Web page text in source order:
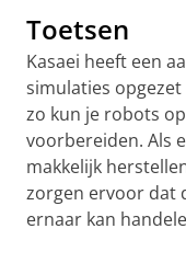
Toetsen
Kasaei heeft een
simulaties opgezet
zo kun je robots
voorbereiden. Als
makkelijk
zorgen ervoor dat
ernaar kan